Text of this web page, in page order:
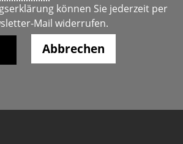
können Sie jederzeit per
Mail widerrufen.
Abbrechen